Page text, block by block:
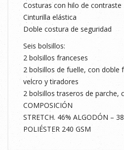
Costuras con hilo de contraste
Cinturilla elástica
Doble costura de seguridad
Seis bolsillos:
2 bolsillos franceses
2 bolsillos de fuelle, con doble
velcro y tiradores
2 bolsillos traseros de parche,
COMPOSICIÓN
STRETCH. 46% ALGODÓN –
POLIÉSTER 240 GSM